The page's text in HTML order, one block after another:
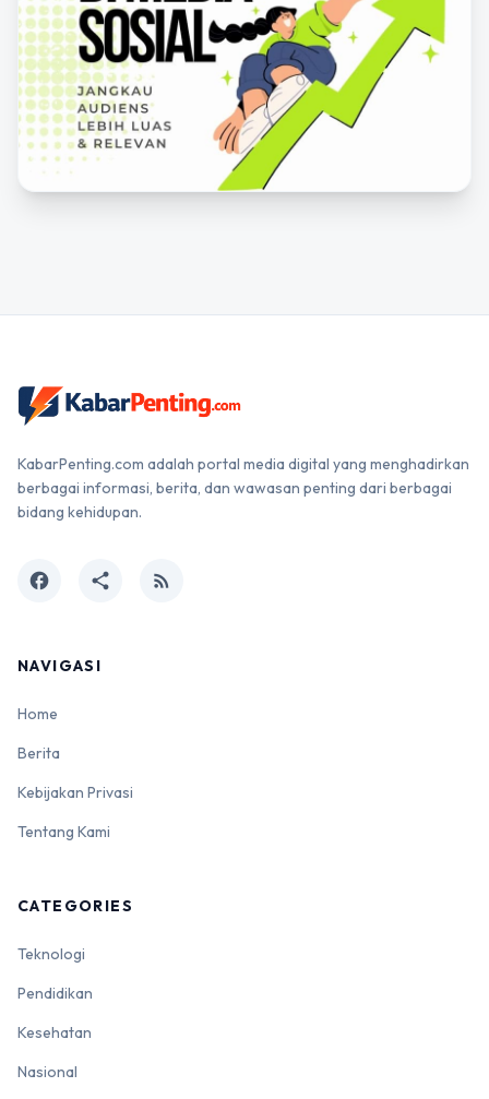
KabarPenting.com adalah portal media digital yang menghadirkan
berbagai informasi, berita, dan wawasan penting dari berbagai
bidang kehidupan.
facebook share rss_feed
NAVIGASI
Home
Berita
Kebijakan Privasi
Tentang Kami
CATEGORIES
Teknologi
Pendidikan
Kesehatan
Nasional